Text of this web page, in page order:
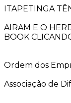
ITAPETINGA
AIRAM E O
BOOK
Ordem dos
Associação de